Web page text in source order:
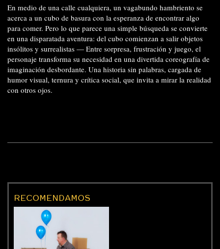
En medio de una calle cualquiera, un vagabundo hambriento se
acerca a un cubo de basura con la esperanza de encontrar algo
para comer. Pero lo que parece una simple búsqueda se convierte
en una disparatada aventura: del cubo comienzan a salir objetos
insólitos y surrealistas — Entre sorpresa, frustración y juego, el
personaje transforma su necesidad en una divertida coreografía de
imaginación desbordante. Una historia sin palabras, cargada de
humor visual, ternura y crítica social, que invita a mirar la realidad
con otros ojos.
RECOMENDAMOS